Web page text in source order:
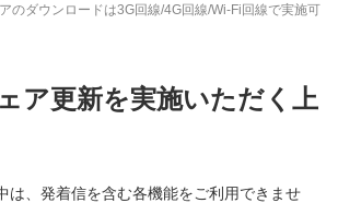
のダウンロードは3G回線/4G回線/Wi-Fi回線で実施可
ア更新を実施いただく上
は、発着信を含む各機能をご利用できませ